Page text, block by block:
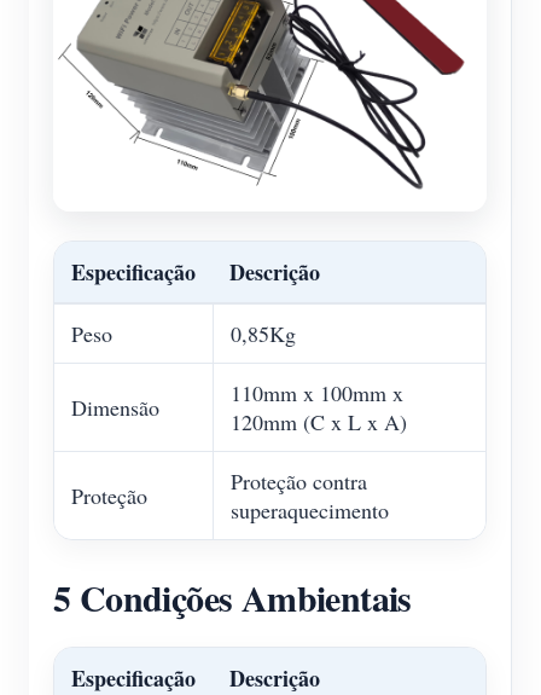
Especificação Descrição
Peso 0,85Kg
Dimensão
110mm x 100mm x
120mm (C x L x A)
Proteção
Proteção contra
superaquecimento
5 Condições Ambientais
Especificação Descrição